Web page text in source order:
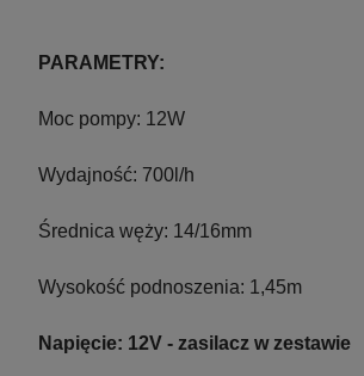
Szafka pod Akwarium Proste Elitte
Wysyłka w: 10-14 dni roboczych
3 058,00 zł
do koszyka
PARAMETRY:
Moc pompy: 12W
Wydajność: 700l/h
Średnica węży: 14/16mm
Wysokość podnoszenia: 1,45m
Napięcie: 12V - zasilacz w zestawie